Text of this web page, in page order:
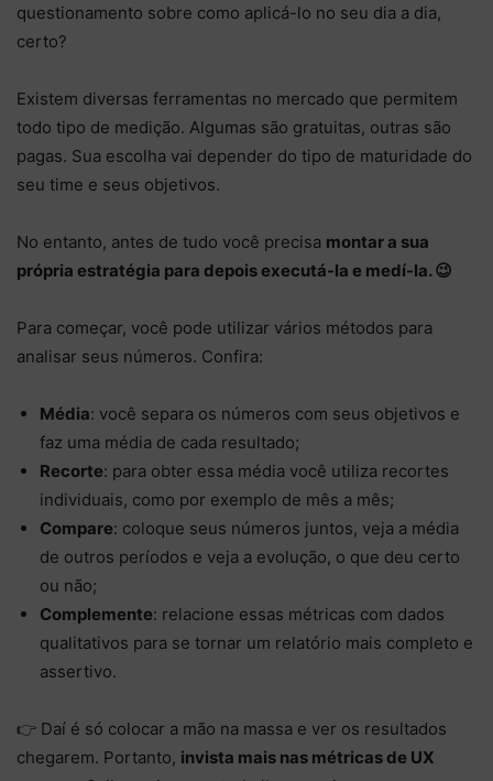
questionamento sobre como aplicá-lo no seu dia a dia,
certo?
Existem diversas ferramentas no mercado que permitem
todo tipo de medição. Algumas são gratuitas, outras são
pagas. Sua escolha vai depender do tipo de maturidade do
seu time e seus objetivos.
No entanto, antes de tudo você precisa montar a sua
própria estratégia para depois executá-la e medí-la. 😉
Para começar, você pode utilizar vários métodos para
analisar seus números. Confira:⠀
Média: você separa os números com seus objetivos e
faz uma média de cada resultado;
Recorte: para obter essa média você utiliza recortes
individuais, como por exemplo de mês a mês;
Compare: coloque seus números juntos, veja a média
de outros períodos e veja a evolução, o que deu certo
ou não;
Complemente: relacione essas métricas com dados
qualitativos para se tornar um relatório mais completo e
assertivo.
👉 Daí é só colocar a mão na massa e ver os resultados
chegarem. Portanto, invista mais nas métricas de UX